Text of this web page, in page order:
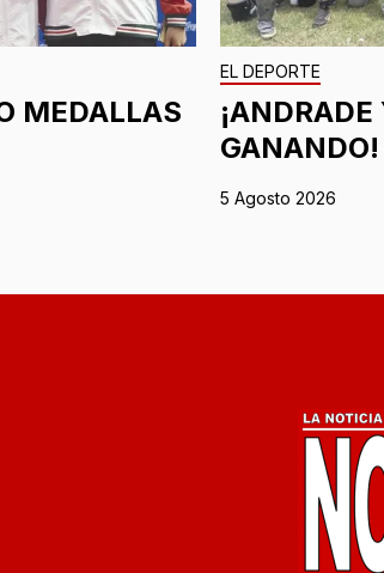
MEDALLAS
EL DEPORTE
GANANDO!
5 Agosto 2026